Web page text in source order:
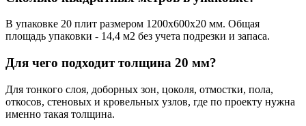
В упаковке 20 плит размером 1200x600x20 мм. Общая
площадь упаковки - 14,4 м2 без учета подрезки и запаса.
Для чего подходит толщина 20 мм?
Для тонкого слоя, доборных зон, цоколя, отмостки, пола,
откосов, стеновых и кровельных узлов, где по проекту нужна
именно такая толщина.